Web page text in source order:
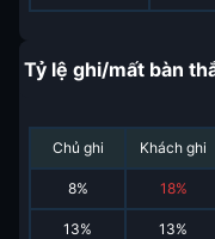
Tỷ lệ ghi/mất bàn
Chủ ghi Khách ghi
8% 18%
13% 13%